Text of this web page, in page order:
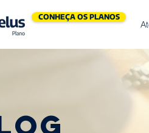
CONHEÇA OS PLANOS